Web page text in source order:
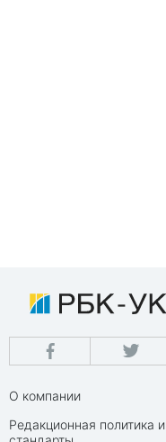
О компании
Редакционная политика и